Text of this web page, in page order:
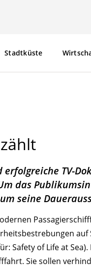
Stadtküste
TV-
das
seine
auf
Safety of Life at
Sie sollen